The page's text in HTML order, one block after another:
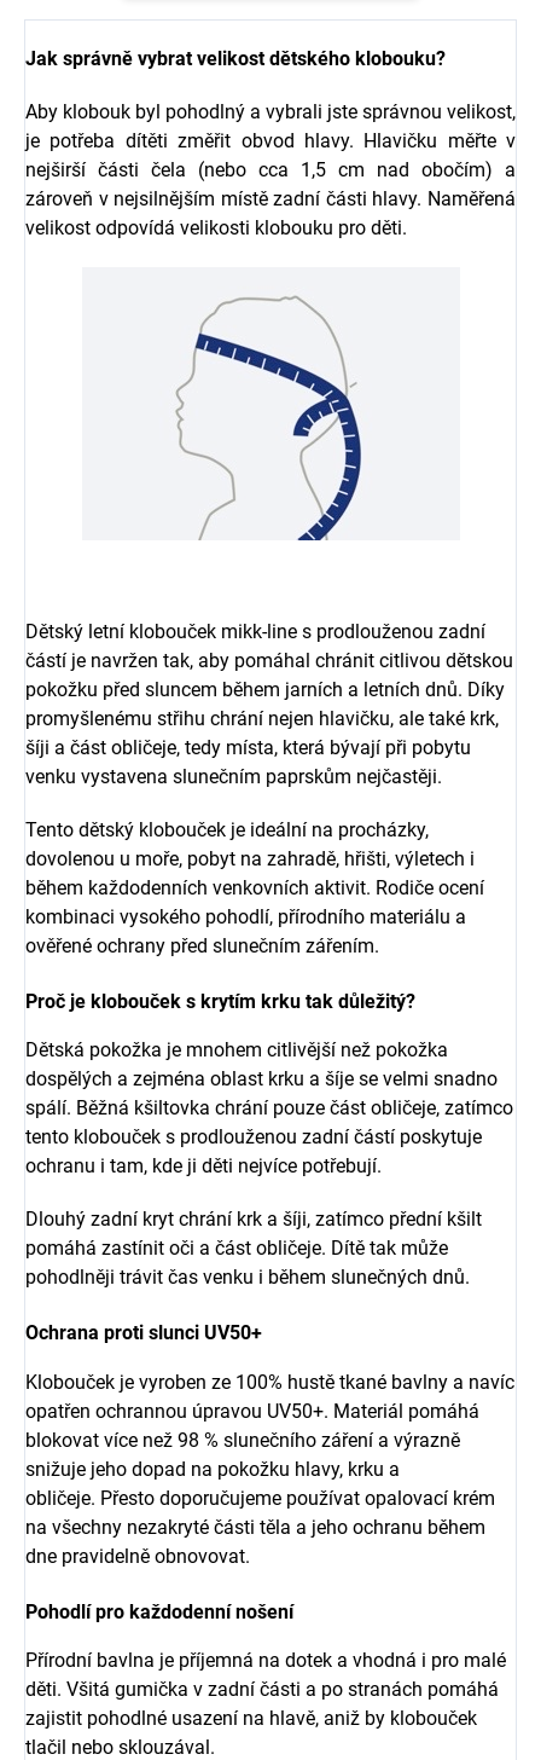
Jak správně vybrat velikost dětského klobouku?
Aby klobouk byl pohodlný a vybrali jste správnou velikost,
je potřeba dítěti změřit obvod hlavy. Hlavičku měřte v
nejširší části čela (nebo cca 1,5 cm nad obočím) a
zároveň v nejsilnějším místě zadní části hlavy. Naměřená
velikost odpovídá velikosti klobouku pro děti.
Dětský letní klobouček mikk-line s prodlouženou zadní
částí je navržen tak, aby pomáhal chránit citlivou dětskou
pokožku před sluncem během jarních a letních dnů. Díky
promyšlenému střihu chrání nejen hlavičku, ale také krk,
šíji a část obličeje, tedy místa, která bývají při pobytu
venku vystavena slunečním paprskům nejčastěji.
Tento dětský klobouček je ideální na procházky,
dovolenou u moře, pobyt na zahradě, hřišti, výletech i
během každodenních venkovních aktivit. Rodiče ocení
kombinaci vysokého pohodlí, přírodního materiálu a
ověřené ochrany před slunečním zářením.
Proč je klobouček s krytím krku tak důležitý?
Dětská pokožka je mnohem citlivější než pokožka
dospělých a zejména oblast krku a šíje se velmi snadno
spálí. Běžná kšiltovka chrání pouze část obličeje, zatímco
tento klobouček s prodlouženou zadní částí poskytuje
ochranu i tam, kde ji děti nejvíce potřebují.
Dlouhý zadní kryt chrání krk a šíji, zatímco přední kšilt
pomáhá zastínit oči a část obličeje. Dítě tak může
pohodlněji trávit čas venku i během slunečných dnů.
Ochrana proti slunci UV50+
Klobouček je vyroben ze 100% hustě tkané bavlny a navíc
opatřen ochrannou úpravou UV50+. Materiál pomáhá
blokovat více než 98 % slunečního záření a výrazně
snižuje jeho dopad na pokožku hlavy, krku a
obličeje. Přesto doporučujeme používat opalovací krém
na všechny nezakryté části těla a jeho ochranu během
dne pravidelně obnovovat.
Pohodlí pro každodenní nošení
Přírodní bavlna je příjemná na dotek a vhodná i pro malé
děti. Všitá gumička v zadní části a po stranách pomáhá
zajistit pohodlné usazení na hlavě, aniž by klobouček
tlačil nebo sklouzával.